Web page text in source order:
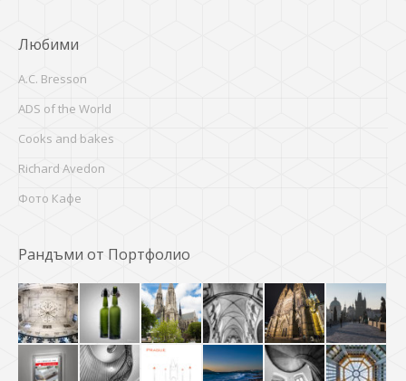
Любими
A.C. Bresson
ADS of the World
Cooks and bakes
Richard Avedon
Фото Кафе
Рандъми от Портфолио